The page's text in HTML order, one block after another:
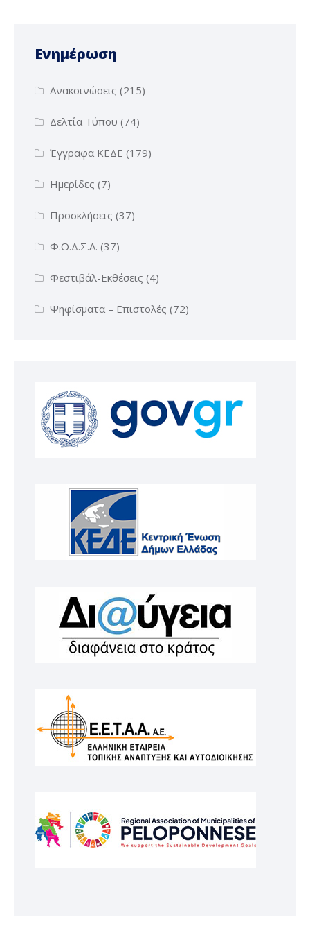
Ενημέρωση
Ανακοινώσεις (215)
Δελτία Τύπου (74)
Έγγραφα ΚΕΔΕ (179)
Ημερίδες (7)
Προσκλήσεις (37)
Φ.Ο.Δ.Σ.Α. (37)
Φεστιβάλ-Εκθέσεις (4)
Ψηφίσματα – Επιστολές (72)